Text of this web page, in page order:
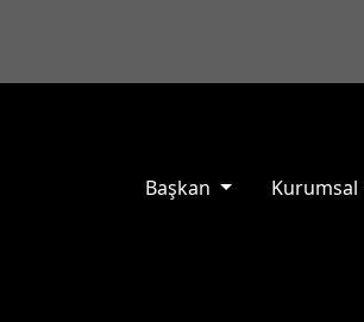
Başkan Kurumsal